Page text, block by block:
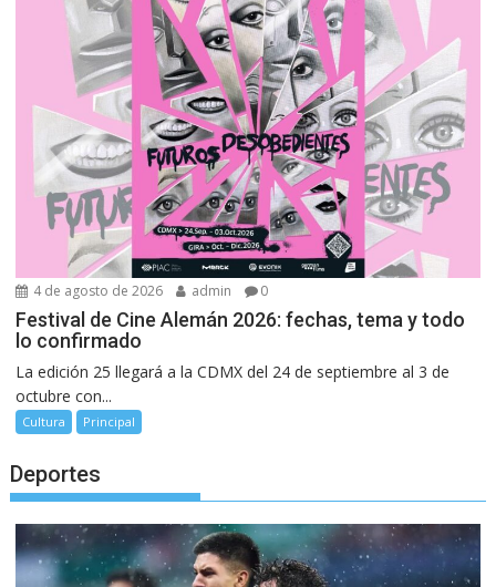
4 de agosto de 2026 admin 0
Festival de Cine Alemán 2026: fechas, tema y todo
lo confirmado
La edición 25 llegará a la CDMX del 24 de septiembre al 3 de
octubre con...
Cultura Principal
Deportes